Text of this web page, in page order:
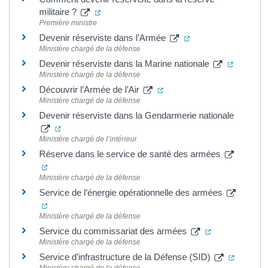
militaire ?
(ouverture dans un nouvel onglet)
Première ministre
Devenir réserviste dans l’Armée (ouverture dans un
Ministère chargé de la défense
Devenir réserviste dans la Marine nationale
Ministère chargé de la défense
Découvrir l’Armée de l’Air (ouverture dans un nouvel
Ministère chargé de la défense
Devenir réserviste dans la Gendarmerie nationale
(ouverture dans un nouvel onglet)
Ministère chargé de l’intérieur
Réserve dans le service de santé des armées
(ouverture dans un nouvel onglet)
Ministère chargé de la défense
Service de l’énergie opérationnelle des armées
(ouverture dans un nouvel onglet)
Ministère chargé de la défense
Service du commissariat des armées (ouverture
Ministère chargé de la défense
Service d’infrastructure de la Défense (SID)